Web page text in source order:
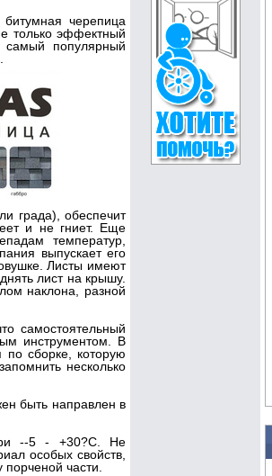
черепица
только эффектный
самый популярный
града), обеспечит
и не гниет. Еще
температур,
выпускает его
Листы имеют
лист на крышу.
наклона, разной
самостоятельный
инструментом. В
по сборке, которую
несколько
быть направлен в
при --5 - +30?С. Не
особых свойств,
части.